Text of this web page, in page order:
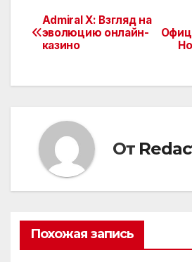
Навигация
по
записям
Admiral X: Взгляд на
эволюцию онлайн-
казино
От
Похожая запись